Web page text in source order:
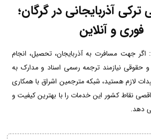
آذربایجانی در گرگان؛
فوری و آنلاین
اگر جهت مسافرت به آذربایجان، تحصیل، انجام
و حقوقی نیازمند ترجمه رسمی اسناد و مدارک به
لازم هستید، شبکه مترجمین اشراق با همکاری
نقاط کشور این خدمات را با بهترین کیفیت و
دهد.